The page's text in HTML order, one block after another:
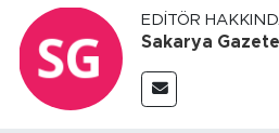
EDITÖR
Sakarya